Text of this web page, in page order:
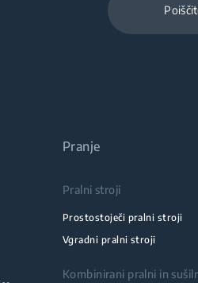
Pranje
Pralni stroji
Prostostoječi pralni stroji
Vgradni pralni stroji
Kombinirani pralni in